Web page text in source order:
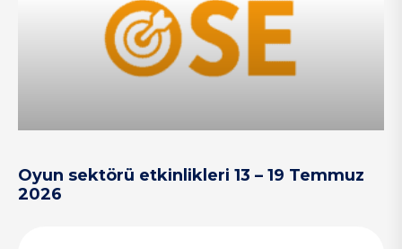
Oyun sektörü etkinlikleri 13 – 19 Temmuz
2026